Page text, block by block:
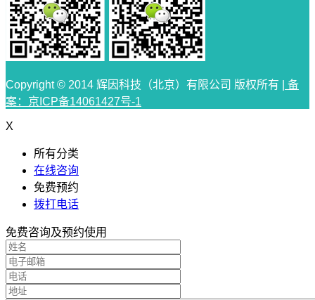
Copyright © 2014 辉因科技（北京）有限公司 版权所有 |
备
案：京ICP备14061427号-1
X
所有分类
在线咨询
免费预约
拨打电话
免费咨询及预约使用